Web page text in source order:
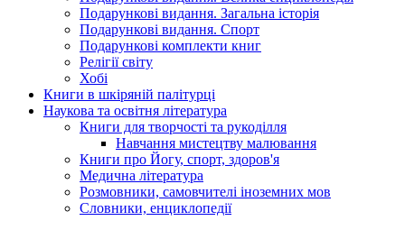
Подарункові видання. Загальна історія
Подарункові видання. Спорт
Подарункові комплекти книг
Релігії світу
Хобі
Книги в шкіряній палітурці
Наукова та освітня література
Книги для творчості та рукоділля
Навчання мистецтву малювання
Книги про Йогу, спорт, здоров'я
Медична література
Розмовники, самовчителі іноземних мов
Словники, енциклопедії